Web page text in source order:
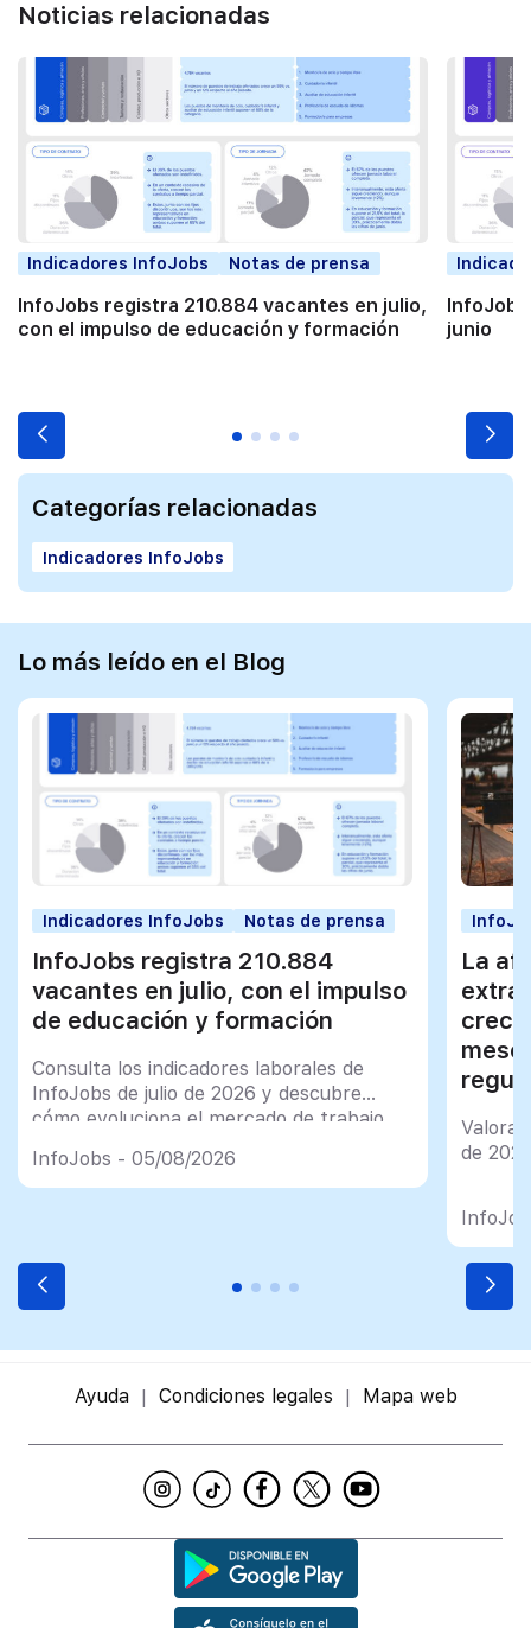
Noticias relacionadas
Indicadores InfoJobs Notas de prensa
InfoJobs registra 210.884 vacantes en julio,
con el impulso de educación y formación
junio
Categorías relacionadas
Indicadores InfoJobs
Lo más leído en el Blog
Indicadores InfoJobs Notas de prensa
InfoJobs registra 210.884
vacantes en julio, con el impulso
de educación y formación
Consulta los indicadores laborales de
InfoJobs de julio de 2026 y descubre
cómo evoluciona el mercado de trabajo
InfoJobs - 05/08/2026
La
de
Ayuda Condiciones legales Mapa web